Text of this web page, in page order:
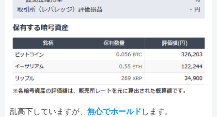
乱高下していますが、 無心でホールド します。